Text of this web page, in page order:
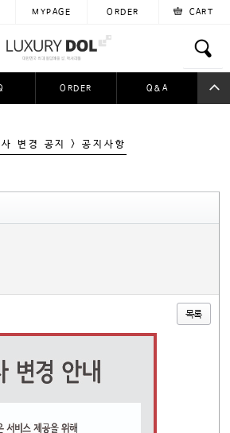
MYPAGE ORDER CART
ORDER Q&A
사 변경 공지 > 공지사항
목록